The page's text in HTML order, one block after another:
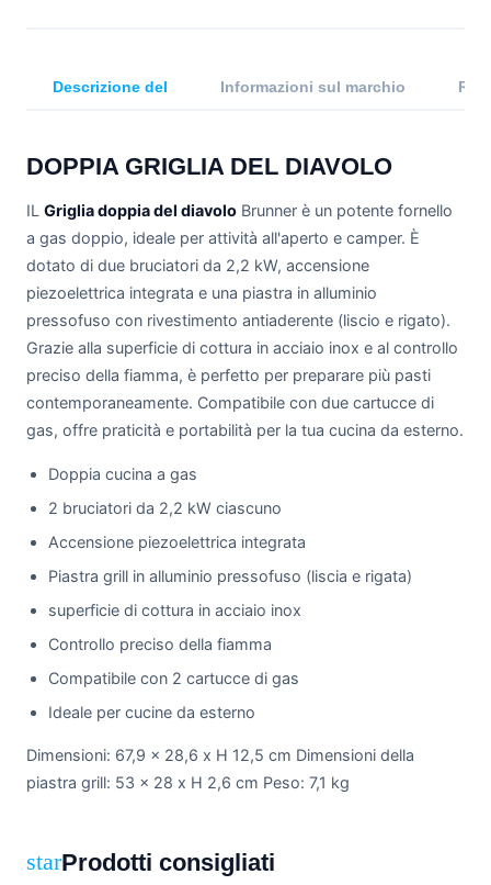
Descrizione del Informazioni sul marchio
DOPPIA GRIGLIA DEL DIAVOLO
IL Griglia doppia del diavolo Brunner è un potente fornello
a gas doppio, ideale per attività all'aperto e camper. È
dotato di due bruciatori da 2,2 kW, accensione
piezoelettrica integrata e una piastra in alluminio
pressofuso con rivestimento antiaderente (liscio e rigato).
Grazie alla superficie di cottura in acciaio inox e al controllo
preciso della fiamma, è perfetto per preparare più pasti
contemporaneamente. Compatibile con due cartucce di
gas, offre praticità e portabilità per la tua cucina da esterno.
Doppia cucina a gas
2 bruciatori da 2,2 kW ciascuno
Accensione piezoelettrica integrata
Piastra grill in alluminio pressofuso (liscia e rigata)
superficie di cottura in acciaio inox
Controllo preciso della fiamma
Compatibile con 2 cartucce di gas
Ideale per cucine da esterno
Dimensioni: 67,9 x 28,6 x H 12,5 cm Dimensioni della
piastra grill: 53 x 28 x H 2,6 cm Peso: 7,1 kg
starProdotti consigliati